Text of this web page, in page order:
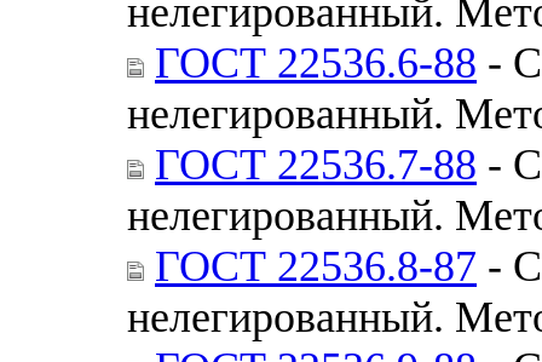
нелегированный.
ГОСТ 22536.6-88 -
нелегированный.
ГОСТ 22536.7-88 -
нелегированный.
ГОСТ 22536.8-87 -
нелегированный.